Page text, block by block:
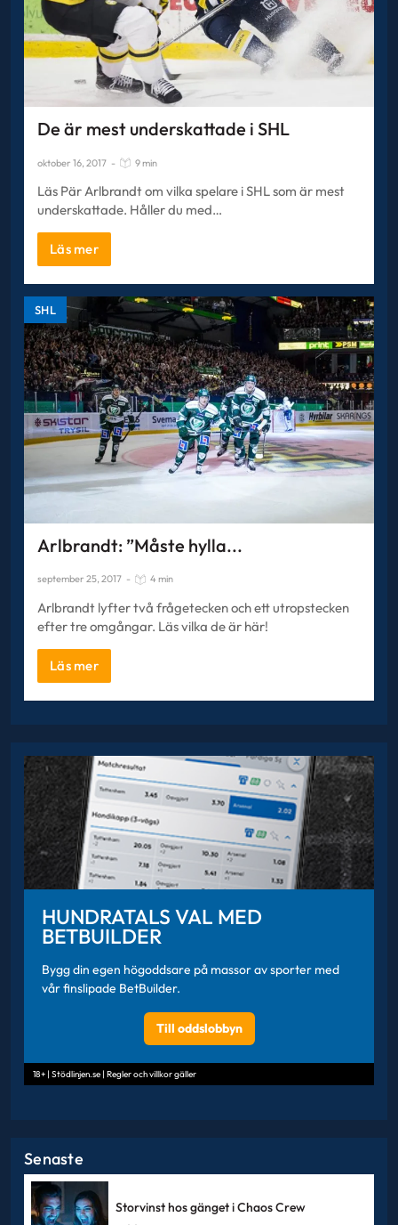
De är mest underskattade i SHL
oktober 16, 2017 - 9 min
Läs Pär Arlbrandt om vilka spelare i SHL som är mest
underskattade. Håller du med…
Läs mer
SHL
Arlbrandt: ”Måste hylla...
september 25, 2017 - 4 min
Arlbrandt lyfter två frågetecken och ett utropstecken
efter tre omgångar. Läs vilka de är här!
Läs mer
HUNDRATALS VAL MED
BETBUILDER
Bygg din egen högoddsare på massor av sporter med
vår finslipade BetBuilder.
Till oddslobbyn
18+ | Stödlinjen.se | Regler och villkor gäller
Senaste
Storvinst hos gänget i Chaos Crew